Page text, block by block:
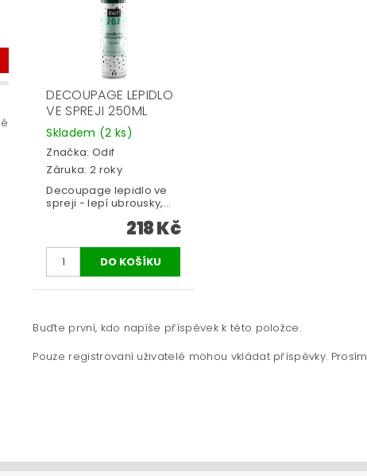
DECOUPAGE LEPIDLO
VE SPREJI 250ML
Skladem (2 ks)
Značka: Odif
Záruka: 2 roky
Decoupage lepidlo ve
spreji - lepí ubrousky,...
218 Kč
Buďte první, kdo napíše příspěvek k této položce.
Pouze registrovaní uživatelé mohou vkládat příspěvky. Prosím